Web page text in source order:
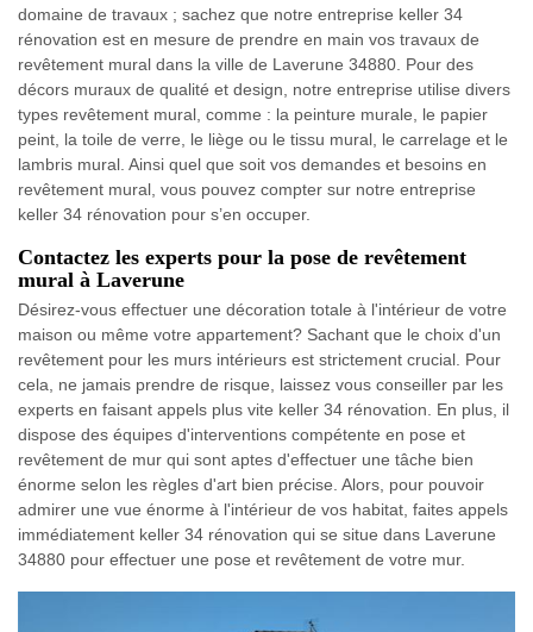
domaine de travaux ; sachez que notre entreprise keller 34
rénovation est en mesure de prendre en main vos travaux de
revêtement mural dans la ville de Laverune 34880. Pour des
décors muraux de qualité et design, notre entreprise utilise divers
types revêtement mural, comme : la peinture murale, le papier
peint, la toile de verre, le liège ou le tissu mural, le carrelage et le
lambris mural. Ainsi quel que soit vos demandes et besoins en
revêtement mural, vous pouvez compter sur notre entreprise
keller 34 rénovation pour s’en occuper.
Contactez les experts pour la pose de revêtement
mural à Laverune
Désirez-vous effectuer une décoration totale à l'intérieur de votre
maison ou même votre appartement? Sachant que le choix d'un
revêtement pour les murs intérieurs est strictement crucial. Pour
cela, ne jamais prendre de risque, laissez vous conseiller par les
experts en faisant appels plus vite keller 34 rénovation. En plus, il
dispose des équipes d'interventions compétente en pose et
revêtement de mur qui sont aptes d'effectuer une tâche bien
énorme selon les règles d'art bien précise. Alors, pour pouvoir
admirer une vue énorme à l'intérieur de vos habitat, faites appels
immédiatement keller 34 rénovation qui se situe dans Laverune
34880 pour effectuer une pose et revêtement de votre mur.